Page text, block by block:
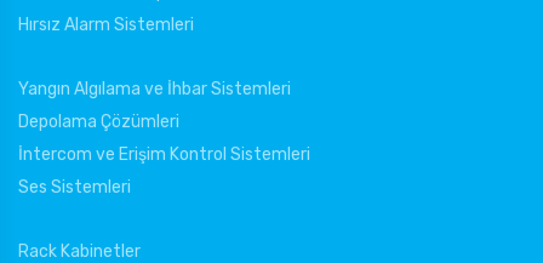
Hırsız Alarm Sistemleri
Yangın Algılama ve İhbar Sistemleri
Depolama Çözümleri
İntercom ve Erişim Kontrol Sistemleri
Ses Sistemleri
Rack Kabinetler